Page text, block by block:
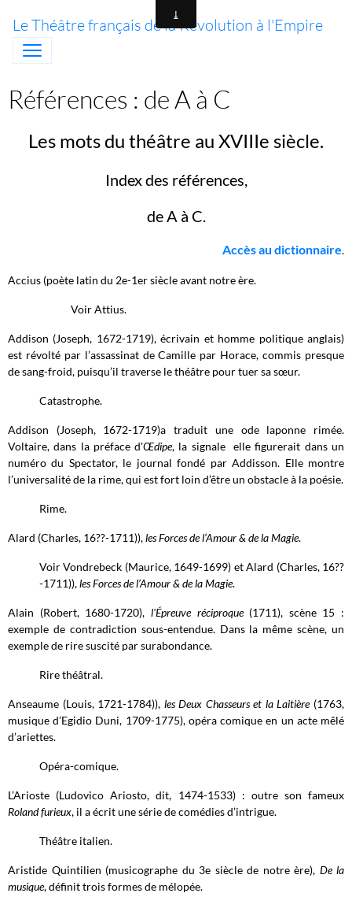
Le Théâtre français de la Révolution à l'Empire
Références : de A à C
Les mots du théâtre au XVIIIe siècle.
Index des références,
de A à C.
Accès au dictionnaire.
Accius (poète latin du 2e-1er siècle avant notre ère.
Voir Attius.
Addison (Joseph, 1672-1719), écrivain et homme politique anglais)
est révolté par l’assassinat de Camille par Horace, commis presque
de sang-froid, puisqu’il traverse le théâtre pour tuer sa sœur.
Catastrophe.
Addison (Joseph, 1672-1719)a traduit une ode laponne rimée.
Voltaire, dans la préface d'Œdipe, la signale elle figurerait dans un
numéro du Spectator, le journal fondé par Addisson. Elle montre
l’universalité de la rime, qui est fort loin d’être un obstacle à la poésie.
Rime.
Alard (Charles, 16??-1711)),les Forces de l’Amour & de la Magie.
Voir Vondrebeck (Maurice, 1649-1699) et Alard (Charles, 16??
-1711)),les Forces de l’Amour & de la Magie.
Alain (Robert, 1680-1720), l'Épreuve réciproque(1711), scène 15 :
exemple de contradiction sous-entendue. Dans la même scène, un
exemple de rire suscité par surabondance.
Rire théâtral.
Anseaume (Louis, 1721-1784)), les Deux Chasseurs et la Laitière(1763,
musique d’Egidio Duni, 1709-1775), opéra comique en un acte mêlé
d’ariettes.
Opéra-comique.
L’Arioste (Ludovico Ariosto, dit, 1474-1533) : outre son fameux
Roland furieux, il a écrit une série de comédies d’intrigue.
Théâtre italien.
Aristide Quintilien (musicographe du 3e siècle de notre ère), De la
musique, définit trois formes de mélopée.